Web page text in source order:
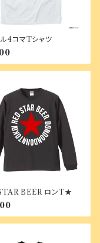
4コマTシャツ
BEER ロンT★